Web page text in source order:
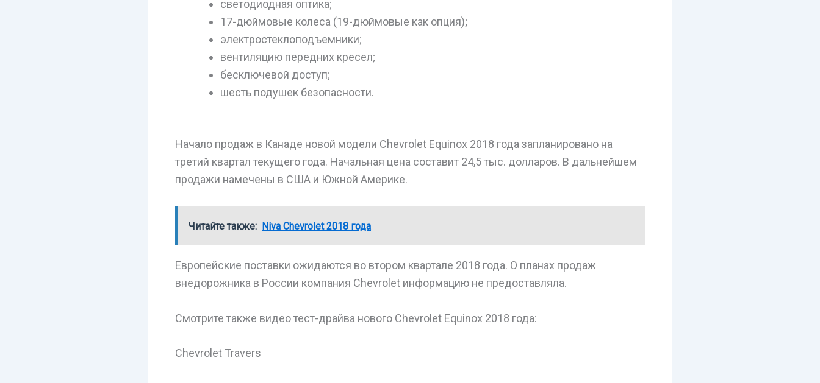
светодиодная оптика;
17-дюймовые колеса (19-дюймовые как опция);
электростеклоподъемники;
вентиляцию передних кресел;
бесключевой доступ;
шесть подушек безопасности.
Начало продаж в Канаде новой модели Chevrolet Equinox 2018 года запланировано на
третий квартал текущего года. Начальная цена составит 24,5 тыс. долларов. В дальнейшем
продажи намечены в США и Южной Америке.
Читайте также: Niva Chevrolet 2018 года
Европейские поставки ожидаются во втором квартале 2018 года. О планах продаж
внедорожника в России компания Chevrolet информацию не предоставляла.
Смотрите также видео тест-драйва нового Chevrolet Equinox 2018 года:
Chevrolet Travers